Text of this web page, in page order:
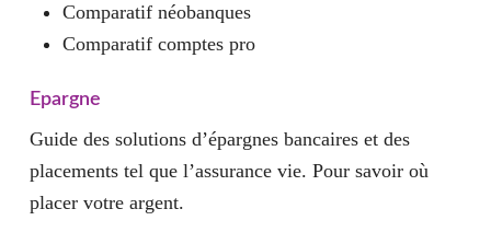
Comparatif néobanques
Comparatif comptes pro
Epargne
Guide des solutions d’épargnes bancaires et des
placements tel que l’assurance vie. Pour savoir où
placer votre argent.